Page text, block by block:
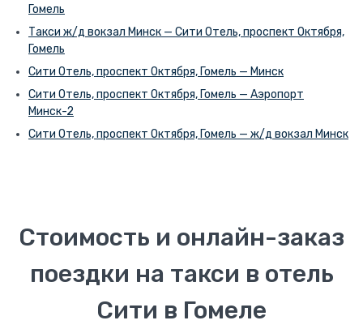
Гомель
Такси ж/д вокзал Минск — Сити Отель, проспект Октября,
Гомель
Сити Отель, проспект Октября, Гомель — Минск
Сити Отель, проспект Октября, Гомель — Аэропорт
Минск-2
Сити Отель, проспект Октября, Гомель — ж/д вокзал Минск
Стоимость и онлайн-заказ
поездки на такси в отель
Сити в Гомеле